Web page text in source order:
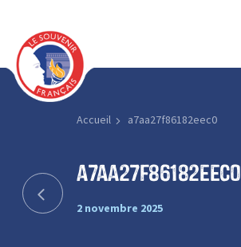
Accueil a7aa27f86182eec0
a7aa27f86182eec0
2 novembre 2025